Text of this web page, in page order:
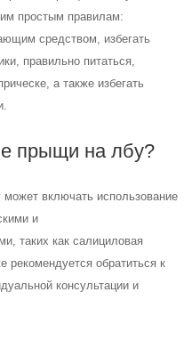
простым правилам:
средством, избегать
правильно питаться,
а также избегать
прыщи на лбу?
включать использование
и
таких как салициловая
рекомендуется обратиться к
консультации и